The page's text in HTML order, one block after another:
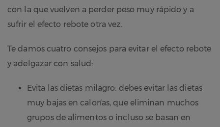
con la que vuelven a perder peso muy rápido y a
sufrir el efecto rebote otra vez.
Te damos cuatro consejos para evitar el efecto rebote
y adelgazar con salud:
Evita las dietas milagro: debes evitar las dietas
muy bajas en calorías, que eliminan muchos
grupos de alimentos o incluso se basan en